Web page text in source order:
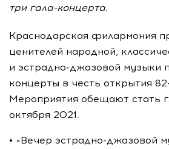
три гала-концерта.
Краснодарская филармония
ценителей народной,
и эстрадно-джазовой музыки
концерты в честь открытия
Мероприятия обещают стать
октября 2021.
• «Вечер эстрадно-джазовой